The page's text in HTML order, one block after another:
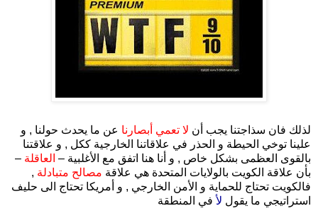
لذلك فان سذاجتنا يجب أن لا تعمي أبصارنا عن ما يحدث حولنا , و
علينا توخي الحيطة و الحذر في علاقاتنا الخارجية ككل , و علاقتنا
بالقوى العظمى بشكل خاص , و أنا هنا اتفق مع الأغلبية – العاقلة –
بأن علاقة الكويت بالولايات المتحدة هي علاقة مصالح متبادلة ,
فالكويت تحتاج للحماية و الأمن الخارجي , و أمريكا تحتاج الى حليف
استراتيجي ما يقول لأ في المنطقة